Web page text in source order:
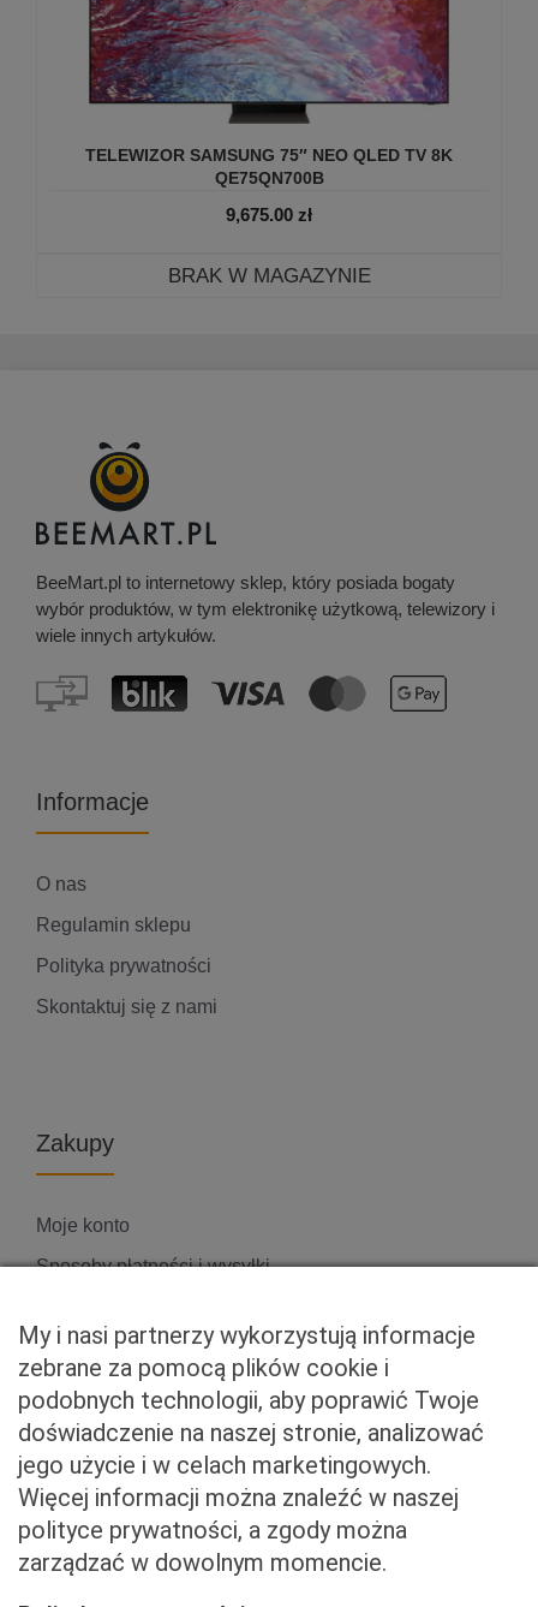
TELEWIZOR SAMSUNG 75″ NEO QLED TV 8K
QE75QN700B
9,675.00 zł
BRAK W MAGAZYNIE
BeeMart.pl to internetowy sklep, który posiada bogaty
wybór produktów, w tym elektronikę użytkową, telewizory i
wiele innych artykułów.
Informacje
O nas
Regulamin sklepu
Polityka prywatności
Skontaktuj się z nami
Zakupy
Moje konto
Sposoby płatności i wysyłki
Właściciel serwisu
Baveno Sp. z o. o.
Czerniakowska 71/408a
00-715 Warszawa
NIP: 5273093569
KRS: 0001081683
My i nasi partnerzy wykorzystują informacje
zebrane za pomocą plików cookie i
podobnych technologii, aby poprawić Twoje
doświadczenie na naszej stronie, analizować
jego użycie i w celach marketingowych.
Więcej informacji można znaleźć w naszej
polityce prywatności, a zgody można
zarządzać w dowolnym momencie.